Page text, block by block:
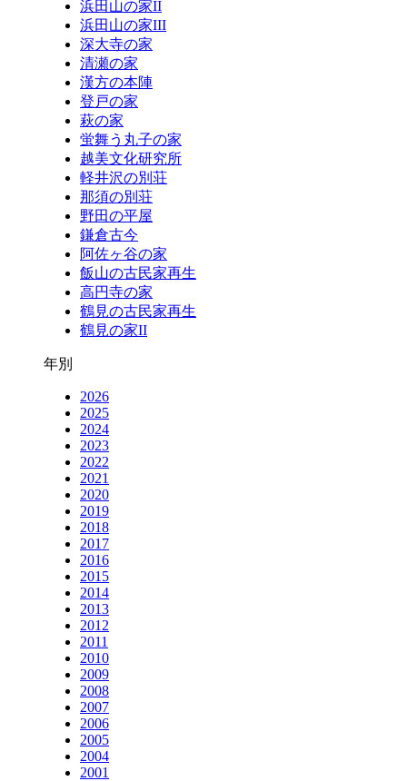
浜田山の家II
浜田山の家III
深大寺の家
清瀬の家
漢方の本陣
登戸の家
萩の家
蛍舞う丸子の家
越美文化研究所
軽井沢の別荘
那須の別荘
野田の平屋
鎌倉古今
阿佐ヶ谷の家
飯山の古民家再生
高円寺の家
鶴見の古民家再生
鶴見の家II
年別
2026
2025
2024
2023
2022
2021
2020
2019
2018
2017
2016
2015
2014
2013
2012
2011
2010
2009
2008
2007
2006
2005
2004
2001